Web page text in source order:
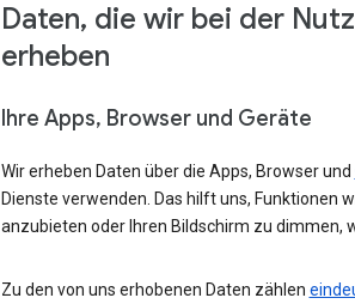
Daten, die wir bei der
erheben
Ihre Apps, Browser und Geräte
Wir erheben Daten über die Apps, Browser und
Dienste verwenden. Das hilft uns, Funktionen
anzubieten oder Ihren Bildschirm zu dimmen,
Zu den von uns erhobenen Daten zählen